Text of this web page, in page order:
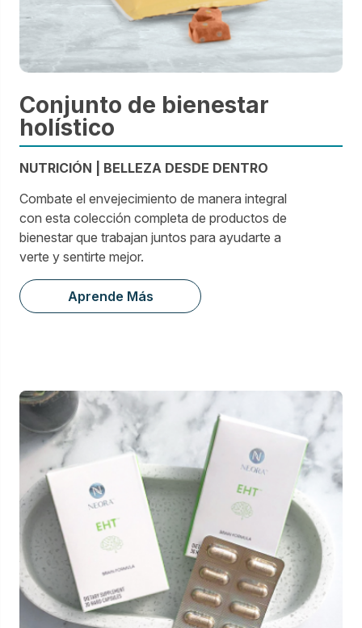
Conjunto de bienestar
holístico
NUTRICIÓN | BELLEZA DESDE DENTRO
Combate el envejecimiento de manera integral
con esta colección completa de productos de
bienestar que trabajan juntos para ayudarte a
verte y sentirte mejor.
Aprende Más